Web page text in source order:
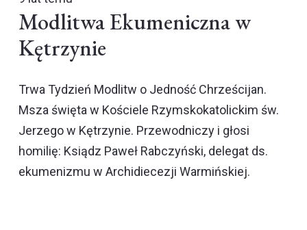
Modlitwa Ekumeniczna w
Kętrzynie
Trwa Tydzień Modlitw o Jedność Chrześcijan.
Msza święta w Kościele Rzymskokatolickim św.
Jerzego w Kętrzynie. Przewodniczy i głosi
homilię: Ksiądz Paweł Rabczyński, delegat ds.
ekumenizmu w Archidiecezji Warmińskiej.